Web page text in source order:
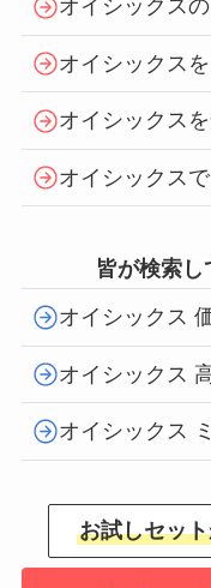
オイシックス
オイシックス
オイシックス
オイシックス
皆が検索し
オイシックス
オイシックス
オイシックス
お試しセッ